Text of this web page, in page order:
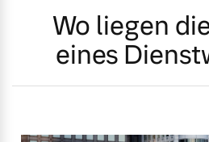
Wo liegen
eines